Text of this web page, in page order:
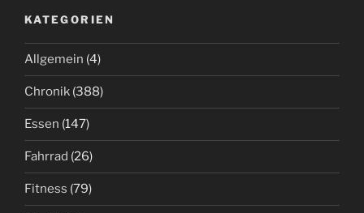
KATEGORIEN
Allgemein (4)
Chronik (388)
Essen (147)
Fahrrad (26)
Fitness (79)